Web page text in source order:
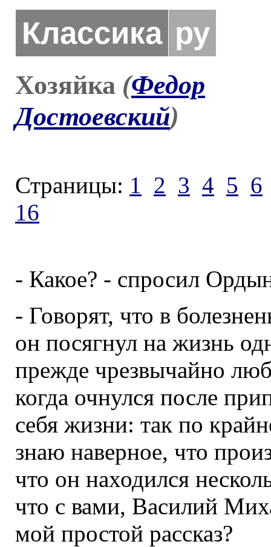
Классика ру
Хозяйка (Федор
Достоевский)
Страницы: 1 2 3 4 5 6
16
- Какое? - спросил
- Говорят, что в
он посягнул на жизнь
прежде чрезвычайно
когда очнулся после
себя жизни: так по
знаю наверное, что
что он находился
что с вами, Василий
мой простой рассказ?